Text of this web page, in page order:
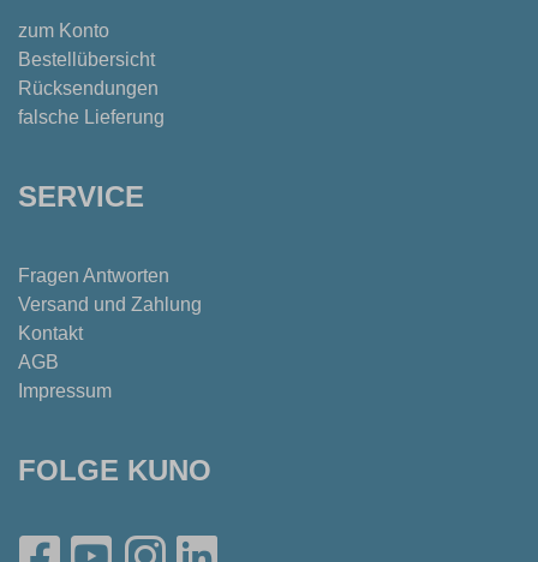
zum Konto
Bestellübersicht
Rücksendungen
falsche Lieferung
SERVICE
Fragen Antworten
Versand und Zahlung
Kontakt
AGB
Impressum
FOLGE KUNO